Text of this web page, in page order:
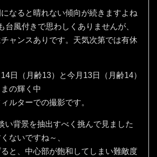
なると晴れない傾向が続きますよね
台風付きで思わしくありませんが、
ャンスありです。天気次第では有休
日（月齢13）と今月13日（月齢14）
の輝く中
ルターでの撮影です。
い背景を抽出すべく挑んで見ました
ないですね～、
と、中心部が飽和してしまい難敵度